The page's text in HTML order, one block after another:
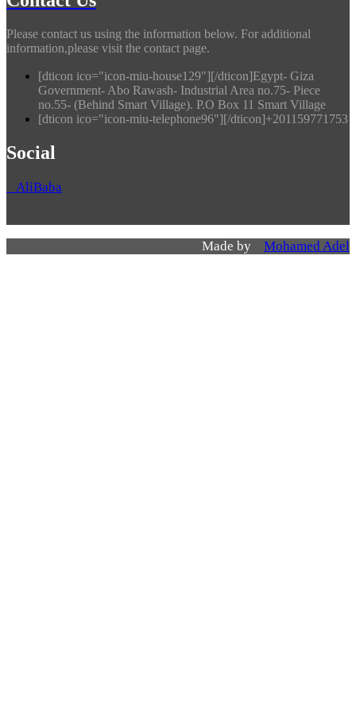
Please contact us using the information below. For additional
information,please visit the contact page.
[dticon ico="icon-miu-house129"][/dticon]Egypt- Giza
Government- Abo Rawash- Industrial Area no.75- Piece
no.55- (Behind Smart Village). P.O Box 11 Smart Village
[dticon ico="icon-miu-telephone96"][/dticon]+201159771753
Social
AliBaba
Made by Mohamed Adel